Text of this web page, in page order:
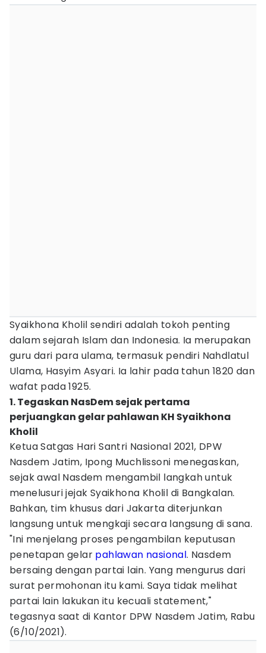
Syaikhona Kholil sendiri adalah tokoh penting
dalam sejarah Islam dan Indonesia. Ia merupakan
guru dari para ulama, termasuk pendiri Nahdlatul
Ulama, Hasyim Asyari. Ia lahir pada tahun 1820 dan
wafat pada 1925.
1. Tegaskan NasDem sejak pertama
perjuangkan gelar pahlawan KH Syaikhona
Kholil
Ketua Satgas Hari Santri Nasional 2021, DPW
Nasdem Jatim, Ipong Muchlissoni menegaskan,
sejak awal Nasdem mengambil langkah untuk
menelusuri jejak Syaikhona Kholil di Bangkalan.
Bahkan, tim khusus dari Jakarta diterjunkan
langsung untuk mengkaji secara langsung di sana.
"Ini menjelang proses pengambilan keputusan
penetapan gelar pahlawan nasional. Nasdem
bersaing dengan partai lain. Yang mengurus dari
surat permohonan itu kami. Saya tidak melihat
partai lain lakukan itu kecuali statement,"
tegasnya saat di Kantor DPW Nasdem Jatim, Rabu
(6/10/2021).